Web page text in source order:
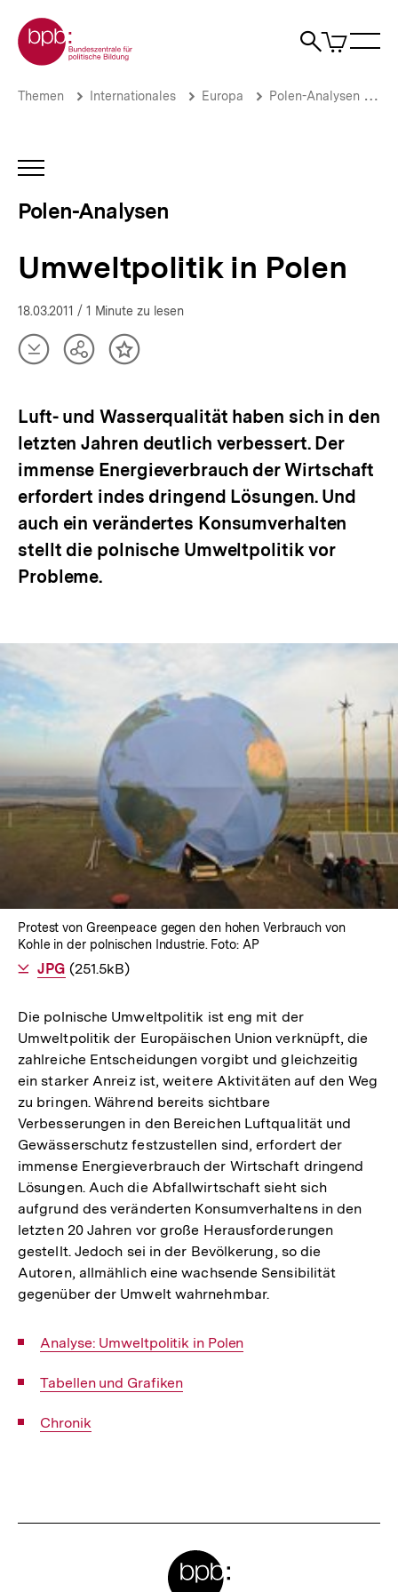
zum
Seiteninhalt
springen
Zur Startseite der bpb
Suche
Artikel
im
Umweltpolitik
Polen-
Analysen
bpb.de
Brotkrümelnavigation
Pfadnavigation
Themen Internationales Europa Polen-Analysen
INHALTSNAVIGATION
Polen-Analysen
Umweltpolitik in Polen
18.03.2011 / 1 Minute zu lesen
Artikel
herunterladen
TeilenInhalt
Luft- und Wasserqualität haben sich in den
letzten Jahren deutlich verbessert. Der
immense Energieverbrauch der Wirtschaft
erfordert indes dringend Lösungen. Und
auch ein verändertes Konsumverhalten
stellt die polnische Umweltpolitik vor
Probleme.
Lightbox
öffnen
Protest von Greenpeace gegen den hohen Verbrauch von
Kohle in der polnischen Industrie. Foto: AP
Als
JPG herunterladen
(251.5kB)
Die polnische Umweltpolitik ist eng mit der
Umweltpolitik der Europäischen Union verknüpft, die
zahlreiche Entscheidungen vorgibt und gleichzeitig
ein starker Anreiz ist, weitere Aktivitäten auf den Weg
zu bringen. Während bereits sichtbare
Verbesserungen in den Bereichen Luftqualität und
Gewässerschutz festzustellen sind, erfordert der
immense Energieverbrauch der Wirtschaft dringend
Lösungen. Auch die Abfallwirtschaft sieht sich
aufgrund des veränderten Konsumverhaltens in den
letzten 20 Jahren vor große Herausforderungen
gestellt. Jedoch sei in der Bevölkerung, so die
Autoren, allmählich eine wachsende Sensibilität
gegenüber der Umwelt wahrnehmbar.
Interner
Analyse: Umweltpolitik in Polen
Interner
Tabellen und Grafiken
Interner
Chronik